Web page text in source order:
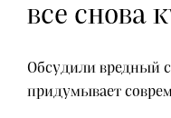
все снова
Обсудили вредный
придумывает